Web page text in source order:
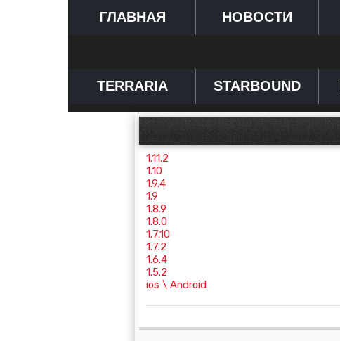
ГЛАВНАЯ НОВОСТИ
TERRARIA STARBOUND
1.11.2
1.10
1.9.4
1.9
1.8.9
1.8.0
1.7.10
1.7.2
1.6.4
1.5.2
ios \ Android